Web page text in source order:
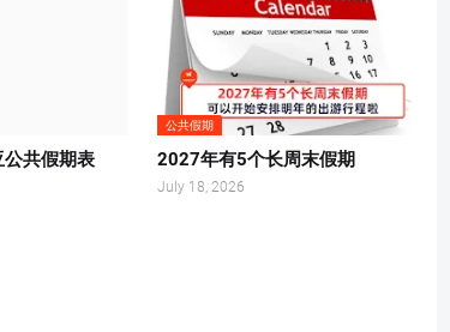
共假期表
公共假期
2027年有5个长周末假期
July 18, 2026